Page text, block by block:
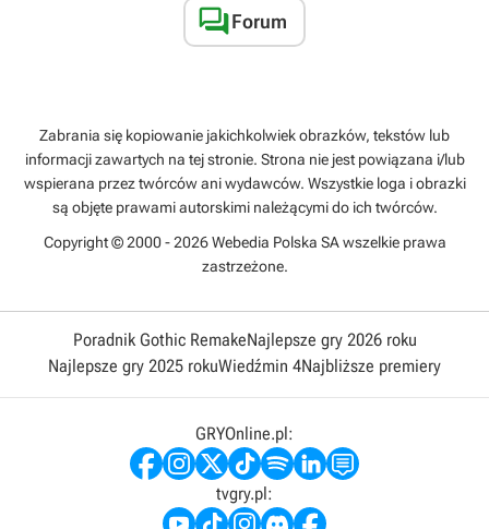
Forum
Zabrania się kopiowanie jakichkolwiek obrazków, tekstów lub
informacji zawartych na tej stronie. Strona nie jest powiązana i/lub
wspierana przez twórców ani wydawców. Wszystkie loga i obrazki
są objęte prawami autorskimi należącymi do ich twórców.
Copyright © 2000 - 2026 Webedia Polska SA wszelkie prawa
zastrzeżone.
Poradnik Gothic RemakeNajlepsze gry 2026 roku
Najlepsze gry 2025 rokuWiedźmin 4Najbliższe premiery
GRYOnline.pl:
tvgry.pl: